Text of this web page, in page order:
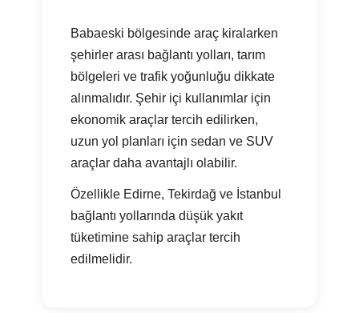
Babaeski bölgesinde araç kiralarken
şehirler arası bağlantı yolları, tarım
bölgeleri ve trafik yoğunluğu dikkate
alınmalıdır. Şehir içi kullanımlar için
ekonomik araçlar tercih edilirken,
uzun yol planları için sedan ve SUV
araçlar daha avantajlı olabilir.
Özellikle Edirne, Tekirdağ ve İstanbul
bağlantı yollarında düşük yakıt
tüketimine sahip araçlar tercih
edilmelidir.